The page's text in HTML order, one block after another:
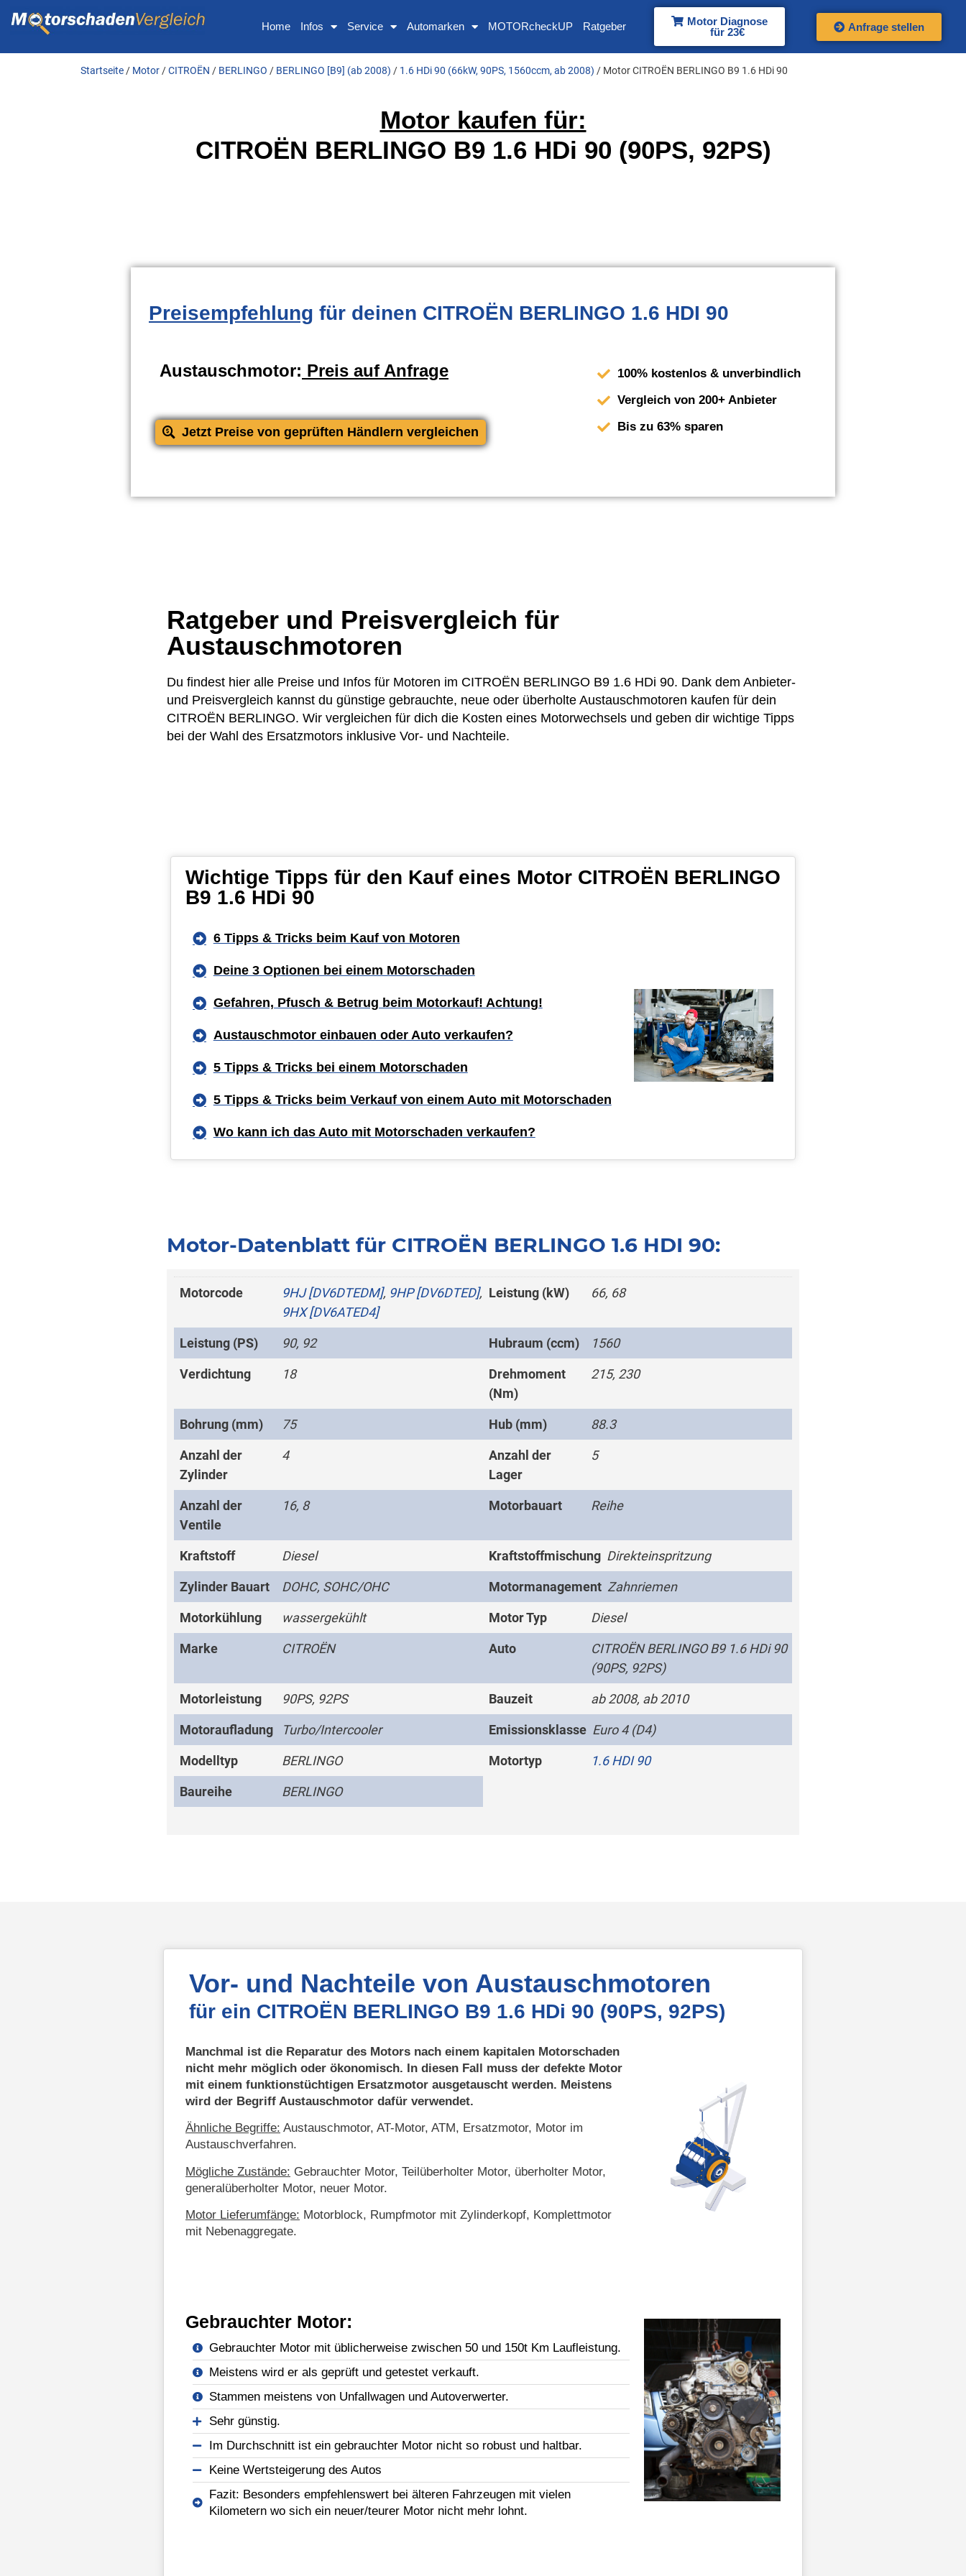
Home Infos Service Automarken MOTORcheckUP Ratgeber
Motor Diagnose
für 23€
Anfrage stellen
Startseite / Motor /CITROËN / BERLINGO / BERLINGO [B9] (ab 2008) / 1.6 HDi 90 (66kW, 90PS, 1560ccm, ab 2008) / Motor CITROËN BERLINGO B9 1.6 HDi 90
Motor kaufen für:
CITROËN BERLINGO B9 1.6 HDi 90 (90PS, 92PS)
Preisempfehlung für deinen CITROËN BERLINGO 1.6 HDI 90
Austauschmotor: Preis auf Anfrage
Jetzt Preise von geprüften Händlern vergleichen
100% kostenlos & unverbindlich
Vergleich von 200+ Anbieter
Bis zu 63% sparen
Ratgeber und Preisvergleich für
Austauschmotoren
Du findest hier alle Preise und Infos für Motoren im CITROËN BERLINGO B9 1.6 HDi 90. Dank dem Anbieter-
und Preisvergleich kannst du günstige gebrauchte, neue oder überholte Austauschmotoren kaufen für dein
CITROËN BERLINGO. Wir vergleichen für dich die Kosten eines Motorwechsels und geben dir wichtige Tipps
bei der Wahl des Ersatzmotors inklusive Vor- und Nachteile.
Wichtige Tipps für den Kauf eines Motor CITROËN BERLINGO
B9 1.6 HDi 90
6 Tipps & Tricks beim Kauf von Motoren
Deine 3 Optionen bei einem Motorschaden
Gefahren, Pfusch & Betrug beim Motorkauf! Achtung!
Austauschmotor einbauen oder Auto verkaufen?
5 Tipps & Tricks bei einem Motorschaden
5 Tipps & Tricks beim Verkauf von einem Auto mit Motorschaden
Wo kann ich das Auto mit Motorschaden verkaufen?
Motor-Datenblatt für CITROËN BERLINGO 1.6 HDI 90:
Motorcode 9HJ [DV6DTEDM], 9HP [DV6DTED],
9HX [DV6ATED4]
Leistung (kW) 66, 68
Leistung (PS) 90, 92 Hubraum (ccm) 1560
Verdichtung 18
Drehmoment
(Nm)
215, 230
Bohrung (mm) 75 Hub (mm) 88.3
Anzahl der
Zylinder
4
Anzahl der
Lager
5
Anzahl der
Ventile
16, 8 Motorbauart Reihe
Kraftstoff Diesel Kraftstoffmischung Direkteinspritzung
Zylinder Bauart DOHC, SOHC/OHC Motormanagement Zahnriemen
Motorkühlung wassergekühlt Motor Typ Diesel
Marke CITROËN Auto
CITROËN BERLINGO B9 1.6 HDi 90
(90PS, 92PS)
Motorleistung 90PS, 92PS Bauzeit ab 2008, ab 2010
Motoraufladung Turbo/Intercooler Emissionsklasse Euro 4 (D4)
Modelltyp BERLINGO Motortyp 1.6 HDI 90
Baureihe BERLINGO
Vor- und Nachteile von Austauschmotoren
für ein CITROËN BERLINGO B9 1.6 HDi 90 (90PS, 92PS)
Manchmal ist die Reparatur des Motors nach einem kapitalen Motorschaden
nicht mehr möglich oder ökonomisch. In diesen Fall muss der defekte Motor
mit einem funktionstüchtigen Ersatzmotor ausgetauscht werden. Meistens
wird der Begriff Austauschmotor dafür verwendet.
Ähnliche Begriffe: Austauschmotor, AT-Motor, ATM, Ersatzmotor, Motor im
Austauschverfahren.
Mögliche Zustände: Gebrauchter Motor, Teilüberholter Motor, überholter Motor,
generalüberholter Motor, neuer Motor.
Motor Lieferumfänge: Motorblock, Rumpfmotor mit Zylinderkopf, Komplettmotor
mit Nebenaggregate.
Gebrauchter Motor:
Gebrauchter Motor mit üblicherweise zwischen 50 und 150t Km Laufleistung.
Meistens wird er als geprüft und getestet verkauft.
Stammen meistens von Unfallwagen und Autoverwerter.
Sehr günstig.
Im Durchschnitt ist ein gebrauchter Motor nicht so robust und haltbar.
Keine Wertsteigerung des Autos
Fazit: Besonders empfehlenswert bei älteren Fahrzeugen mit vielen
Kilometern wo sich ein neuer/teurer Motor nicht mehr lohnt.